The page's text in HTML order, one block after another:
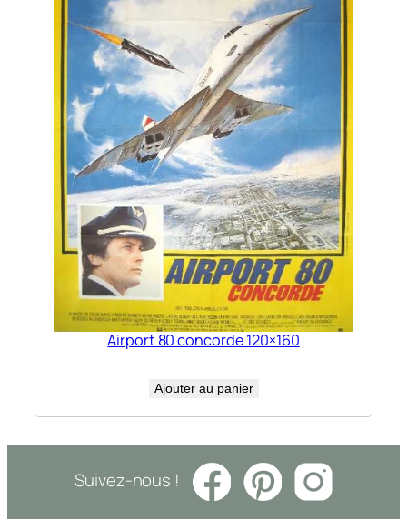
Airport 80 concorde 120×160
Ajouter au panier
Suivez-nous !